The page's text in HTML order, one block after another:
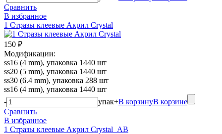
Сравнить
В избранное
1 Стразы клеевые Акрил Crystal
150 ₽
Модификации:
ss16 (4 mm), упаковка 1440 шт
ss20 (5 mm), упаковка 1440 шт
ss30 (6.4 mm), упаковка 288 шт
ss16 (4 mm), упаковка 1440 шт
-
упак+В корзинуВ корзине
Сравнить
В избранное
1 Стразы клеевые Акрил Crystal_AB